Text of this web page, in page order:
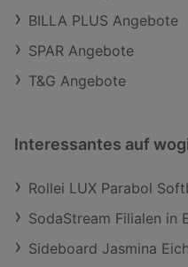
BILLA PLUS Angebote
SPAR Angebote
T&G Angebote
Interessantes auf
Rollei LUX Parabol
SodaStream Filialen in
Sideboard Jasmina